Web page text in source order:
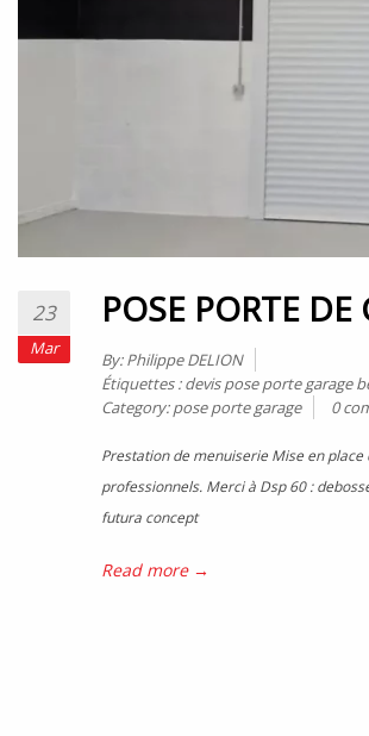
23
Mar
POSE PORTE
By:Philippe DELION
Étiquettes :devis pose porte garage
Category:pose porte garage 0
Prestation de menuiserie Mise en
professionnels. Merci à Dsp 60 :
futura concept
Read more →